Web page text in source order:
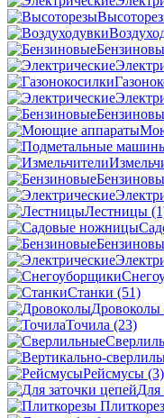
Лестницы
Станки (51)
Дровоколы
Точила (23)
Рейсмусы (3)
Для